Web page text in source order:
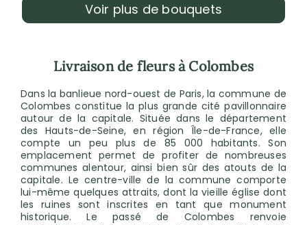
Voir plus de bouquets
Livraison de fleurs à Colombes
Dans la banlieue nord-ouest de Paris, la commune de
Colombes constitue la plus grande cité pavillonnaire
autour de la capitale. Située dans le département
des Hauts-de-Seine, en région Île-de-France, elle
compte un peu plus de 85 000 habitants. Son
emplacement permet de profiter de nombreuses
communes alentour, ainsi bien sûr des atouts de la
capitale. Le centre-ville de la commune comporte
lui-même quelques attraits, dont la vieille église dont
les ruines sont inscrites en tant que monument
historique. Le passé de Colombes renvoie